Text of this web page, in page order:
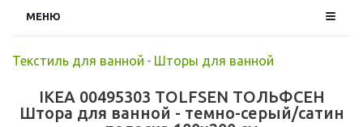
МЕНЮ
Текстиль для ванной - Шторы для ванной
IKEA 00495303 TOLFSEN ТОЛЬФСЕН
Штора для ванной - темно-серый/сатин